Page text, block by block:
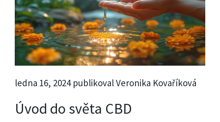
ledna 16, 2024 publikoval Veronika Kovaříková
Úvod do světa CBD